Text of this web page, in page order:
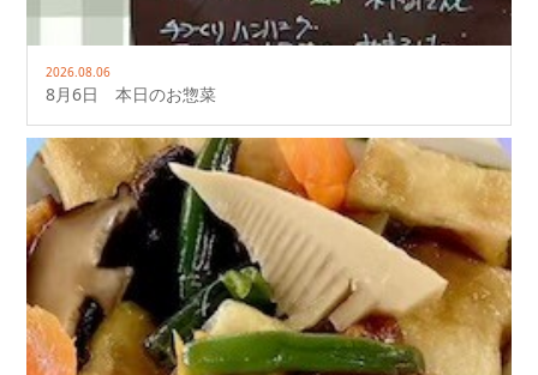
2026.08.06
8月6日 本日のお惣菜